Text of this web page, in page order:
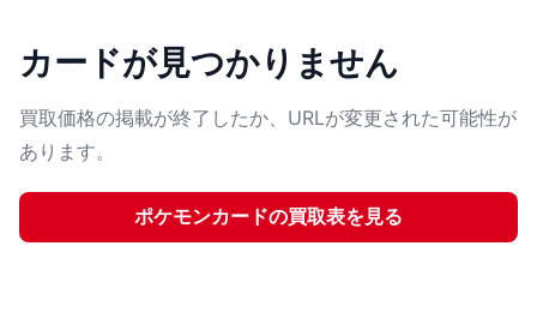
カードが見つかりません
買取価格の掲載が終了したか、URLが変更された可能性が
あります。
ポケモンカードの買取表を見る